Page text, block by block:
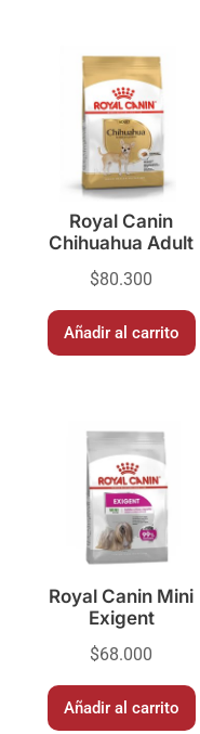
Royal Canin
Chihuahua Adult
$80.300
Añadir al carrito
Royal Canin Mini
Exigent
$68.000
Añadir al carrito